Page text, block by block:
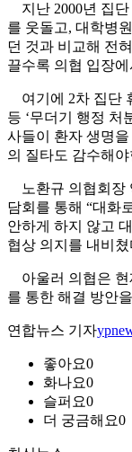
지난 2000년 집단
를 웃돌고, 대학병
던 것과 비교해 전
끌수록 의협 입장
여기에 2차 집단
등 ‘무더기 행정 처
사들이 환자 생명
의 질타도 감수해야
노환규 의협회장
담회를 통해 “대화
안하게 하지 않고
협상 의지를 내비쳤
아울러 의협은 현
를 통한 해결 방안
연합뉴스 기자
좋아요0
화나요0
슬퍼요0
더 궁금해요0